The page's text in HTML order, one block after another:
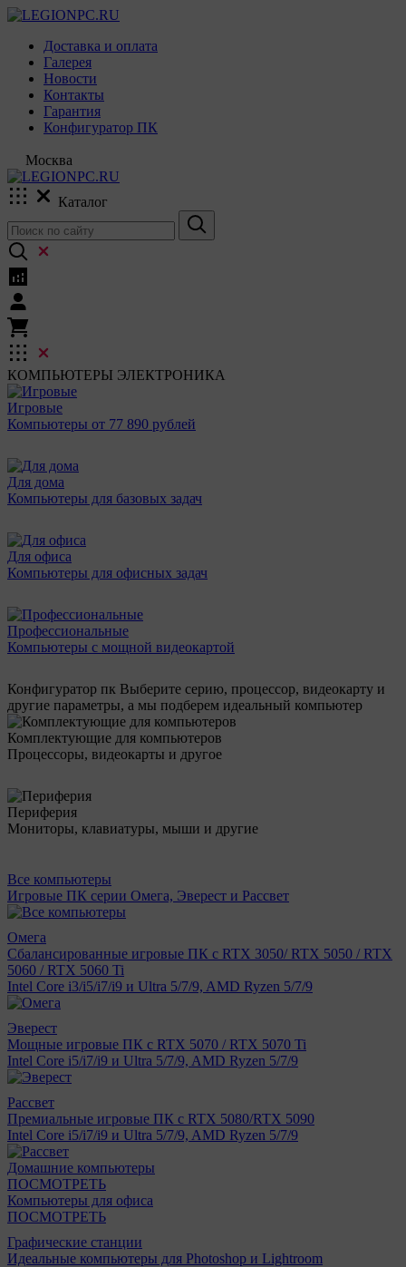
Доставка и оплата
Галерея
Новости
Контакты
Гарантия
Конфигуратор ПК
Москва
Каталог
КОМПЬЮТЕРЫ ЭЛЕКТРОНИКА
Игровые
Компьютеры от 77 890 рублей
Для дома
Компьютеры для базовых задач
Для офиса
Компьютеры для офисных задач
Профессиональные
Компьютеры с мощной видеокартой
Конфигуратор пк Выберите серию, процессор, видеокарту и
другие параметры, а мы подберем идеальный компьютер
Комплектующие для компьютеров
Процессоры, видеокарты и другое
Периферия
Мониторы, клавиатуры, мыши и другие
Все компьютеры
Игровые ПК серии Омега, Эверест и Рассвет
Омега
Сбалансированные игровые ПК с RTX 3050/ RTX 5050 / RTX
5060 / RTX 5060 Ti
Intel Core i3/i5/i7/i9 и Ultra 5/7/9, AMD Ryzen 5/7/9
Эверест
Мощные игровые ПК с RTX 5070 / RTX 5070 Ti
Intel Core i5/i7/i9 и Ultra 5/7/9, AMD Ryzen 5/7/9
Рассвет
Премиальные игровые ПК с RTX 5080/RTX 5090
Intel Core i5/i7/i9 и Ultra 5/7/9, AMD Ryzen 5/7/9
Домашние компьютеры
ПОСМОТРЕТЬ
Компьютеры для офиса
ПОСМОТРЕТЬ
Графические станции
Идеальные компьютеры для Photoshop и Lightroom